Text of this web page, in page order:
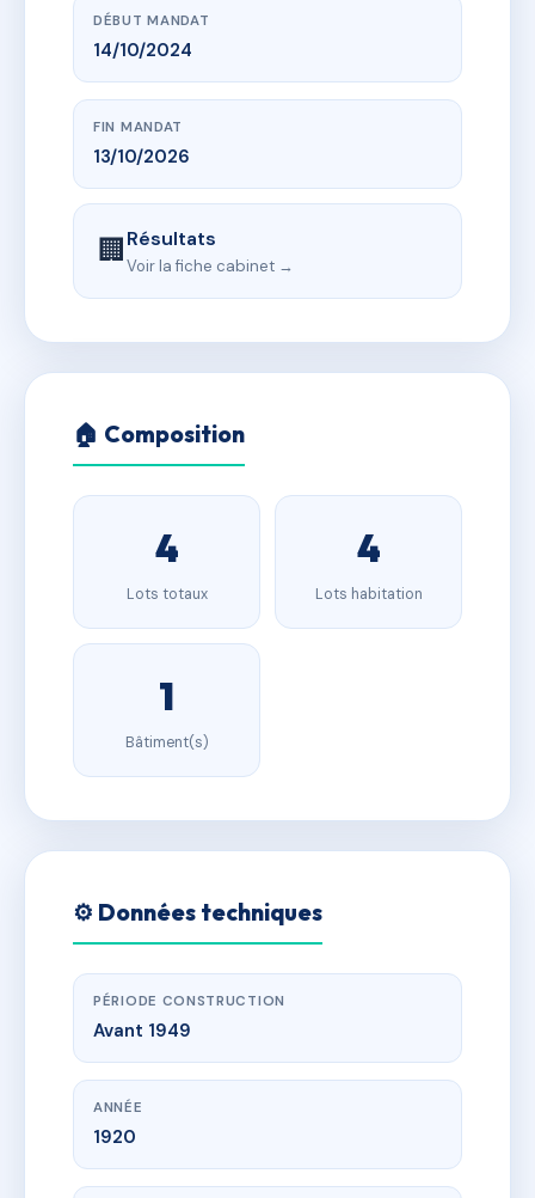
DÉBUT MANDAT
14/10/2024
FIN MANDAT
13/10/2026
🏢Résultats
Voir la fiche cabinet →
🏠 Composition
4
Lots totaux
4
Lots habitation
1
Bâtiment(s)
⚙️ Données techniques
PÉRIODE CONSTRUCTION
Avant 1949
ANNÉE
1920